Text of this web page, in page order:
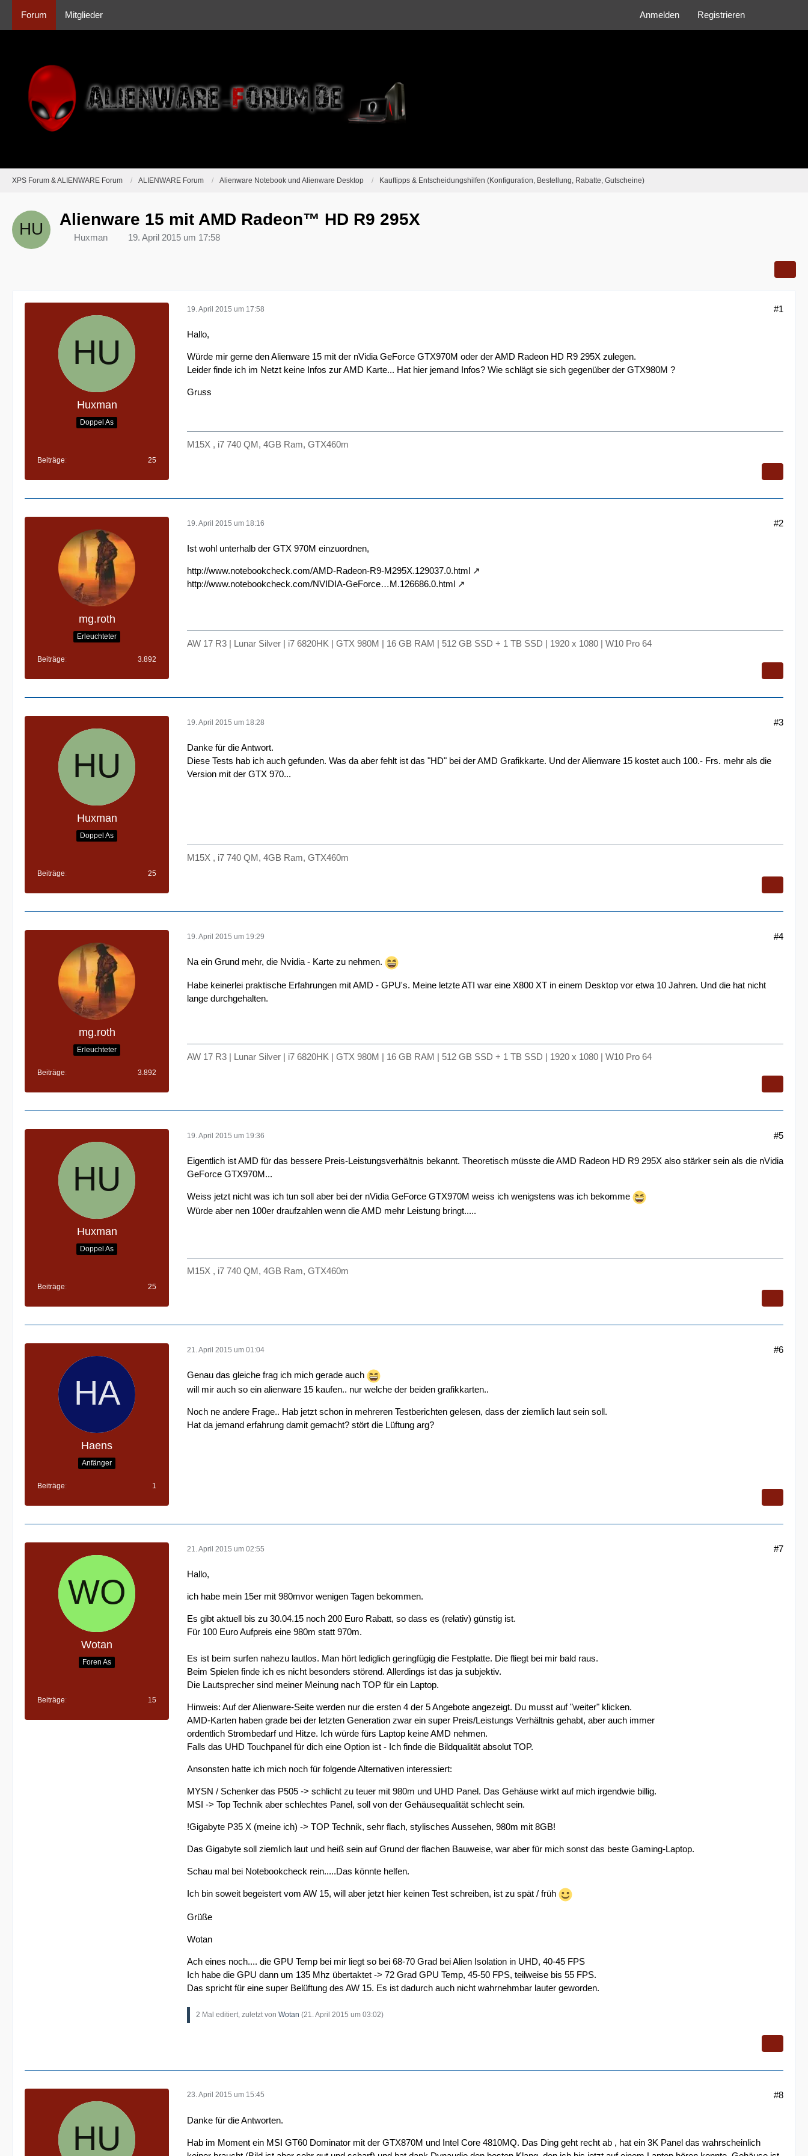
Forum Mitglieder Anmelden Registrieren
XPS Forum & ALIENWARE Forum ALIENWARE Forum Alienware Notebook und Alienware Desktop Kauftipps & Entscheidungshilfen (Konfiguration, Bestellung, Rabatte, Gutscheine)
Alienware 15 mit AMD Radeon™ HD R9 295X
Huxman 19. April 2015 um 17:58
Huxman
Doppel As
Beiträge 25
19. April 2015 um 17:58 #1
Hallo,
Würde mir gerne den Alienware 15 mit der nVidia GeForce GTX970M oder der AMD Radeon HD R9 295X zulegen.
Leider finde ich im Netzt keine Infos zur AMD Karte... Hat hier jemand Infos? Wie schlägt sie sich gegenüber der GTX980M ?
Gruss
M15X , i7 740 QM, 4GB Ram, GTX460m
mg.roth
Erleuchteter
Beiträge 3.892
19. April 2015 um 18:16 #2
Ist wohl unterhalb der GTX 970M einzuordnen,
http://www.notebookcheck.com/AMD-Radeon-R9-M295X.129037.0.html
http://www.notebookcheck.com/NVIDIA-GeForce…M.126686.0.html
AW 17 R3 | Lunar Silver | i7 6820HK | GTX 980M | 16 GB RAM | 512 GB SSD + 1 TB SSD | 1920 x 1080 | W10 Pro 64
Huxman
Doppel As
Beiträge 25
19. April 2015 um 18:28 #3
Danke für die Antwort.
Diese Tests hab ich auch gefunden. Was da aber fehlt ist das "HD" bei der AMD Grafikkarte. Und der Alienware 15 kostet auch 100.- Frs. mehr als die
Version mit der GTX 970...
M15X , i7 740 QM, 4GB Ram, GTX460m
mg.roth
Erleuchteter
Beiträge 3.892
19. April 2015 um 19:29 #4
Na ein Grund mehr, die Nvidia - Karte zu nehmen.
Habe keinerlei praktische Erfahrungen mit AMD - GPU's. Meine letzte ATI war eine X800 XT in einem Desktop vor etwa 10 Jahren. Und die hat nicht
lange durchgehalten.
AW 17 R3 | Lunar Silver | i7 6820HK | GTX 980M | 16 GB RAM | 512 GB SSD + 1 TB SSD | 1920 x 1080 | W10 Pro 64
Huxman
Doppel As
Beiträge 25
19. April 2015 um 19:36 #5
Eigentlich ist AMD für das bessere Preis-Leistungsverhältnis bekannt. Theoretisch müsste die AMD Radeon HD R9 295X also stärker sein als die nVidia
GeForce GTX970M...
Weiss jetzt nicht was ich tun soll aber bei der nVidia GeForce GTX970M weiss ich wenigstens was ich bekomme
Würde aber nen 100er draufzahlen wenn die AMD mehr Leistung bringt.....
M15X , i7 740 QM, 4GB Ram, GTX460m
Haens
Anfänger
Beiträge 1
21. April 2015 um 01:04 #6
Genau das gleiche frag ich mich gerade auch
will mir auch so ein alienware 15 kaufen.. nur welche der beiden grafikkarten..
Noch ne andere Frage.. Hab jetzt schon in mehreren Testberichten gelesen, dass der ziemlich laut sein soll.
Hat da jemand erfahrung damit gemacht? stört die Lüftung arg?
Wotan
Foren As
Beiträge 15
21. April 2015 um 02:55 #7
Hallo,
ich habe mein 15er mit 980mvor wenigen Tagen bekommen.
Es gibt aktuell bis zu 30.04.15 noch 200 Euro Rabatt, so dass es (relativ) günstig ist.
Für 100 Euro Aufpreis eine 980m statt 970m.
Es ist beim surfen nahezu lautlos. Man hört lediglich geringfügig die Festplatte. Die fliegt bei mir bald raus.
Beim Spielen finde ich es nicht besonders störend. Allerdings ist das ja subjektiv.
Die Lautsprecher sind meiner Meinung nach TOP für ein Laptop.
Hinweis: Auf der Alienware-Seite werden nur die ersten 4 der 5 Angebote angezeigt. Du musst auf "weiter" klicken.
AMD-Karten haben grade bei der letzten Generation zwar ein super Preis/Leistungs Verhältnis gehabt, aber auch immer
ordentlich Strombedarf und Hitze. Ich würde fürs Laptop keine AMD nehmen.
Falls das UHD Touchpanel für dich eine Option ist - Ich finde die Bildqualität absolut TOP.
Ansonsten hatte ich mich noch für folgende Alternativen interessiert:
MYSN / Schenker das P505 -> schlicht zu teuer mit 980m und UHD Panel. Das Gehäuse wirkt auf mich irgendwie billig.
MSI -> Top Technik aber schlechtes Panel, soll von der Gehäusequalität schlecht sein.
!Gigabyte P35 X (meine ich) -> TOP Technik, sehr flach, stylisches Aussehen, 980m mit 8GB!
Das Gigabyte soll ziemlich laut und heiß sein auf Grund der flachen Bauweise, war aber für mich sonst das beste Gaming-Laptop.
Schau mal bei Notebookcheck rein.....Das könnte helfen.
Ich bin soweit begeistert vom AW 15, will aber jetzt hier keinen Test schreiben, ist zu spät / früh
Grüße
Wotan
Ach eines noch.... die GPU Temp bei mir liegt so bei 68-70 Grad bei Alien Isolation in UHD, 40-45 FPS
Ich habe die GPU dann um 135 Mhz übertaktet -> 72 Grad GPU Temp, 45-50 FPS, teilweise bis 55 FPS.
Das spricht für eine super Belüftung des AW 15. Es ist dadurch auch nicht wahrnehmbar lauter geworden.
2 Mal editiert, zuletzt von Wotan (21. April 2015 um 03:02)
23. April 2015 um 15:45 #8
Danke für die Antworten.
Hab im Moment ein MSI GT60 Dominator mit der GTX870M und Intel Core 4810MQ. Das Ding geht recht ab , hat ein 3K Panel das wahrscheinlich